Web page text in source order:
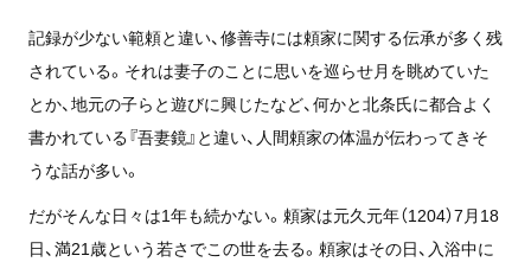
記録が少ない範頼と違い、修善寺には頼家に関する伝承が多く残
されている。それは妻子のことに思いを巡らせ月を眺めていた
とか、地元の子らと遊びに興じたなど、何かと北条氏に都合よく
書かれている『吾妻鏡』と違い、人間頼家の体温が伝わってきそ
うな話が多い。
だがそんな日々は1年も続かない。頼家は元久元年（1204）7月18
日、満21歳という若さでこの世を去る。頼家はその日、入浴中に